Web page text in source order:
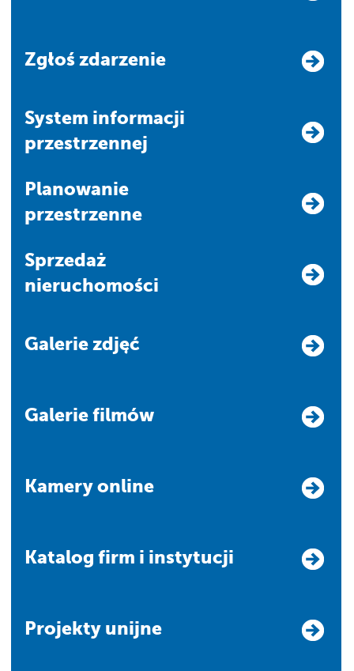
Zgłoś zdarzenie
system informacji
przestrzennej
Planowanie
przestrzenne
Sprzedaż
nieruchomości
Galerie zdjęć
Galerie filmów
Kamery online
Katalog firm i instytucji
Projekty unijne